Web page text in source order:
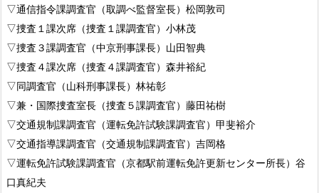
▽通信指令課調査官（取調べ監督室長）松岡敦司
▽捜査１課次席（捜査１課調査官）小林茂
▽捜査３課調査官（中京刑事課長）山田智典
▽捜査４課次席（捜査４課調査官）森井裕紀
▽同調査官（山科刑事課長）林祐彰
▽兼・国際捜査室長（捜査５課調査官）藤田祐樹
▽交通規制課調査官（運転免許試験課調査官）甲斐裕介
▽交通指導課調査官（交通規制課調査官）吉岡格
▽運転免許試験課調査官（京都駅前運転免許更新センター所長）谷
口真紀夫